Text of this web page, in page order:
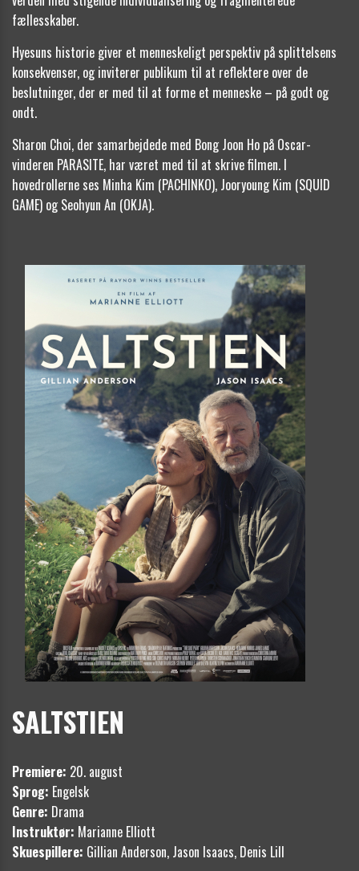
fællesskaber.
Hyesuns historie giver et menneskeligt perspektiv på splittelsens
konsekvenser, og inviterer publikum til at reflektere over de
beslutninger, der er med til at forme et menneske – på godt og
ondt.
Sharon Choi, der samarbejdede med Bong Joon Ho på Oscar-
vinderen PARASITE, har været med til at skrive filmen. I
hovedrollerne ses Minha Kim (PACHINKO), Jooryoung Kim (SQUID
GAME) og Seohyun An (OKJA).
SALTSTIEN
Premiere: 20. august
Sprog: Engelsk
Genre: Drama
Instruktør: Marianne Elliott
Skuespillere: Gillian Anderson, Jason Isaacs, Denis Lill